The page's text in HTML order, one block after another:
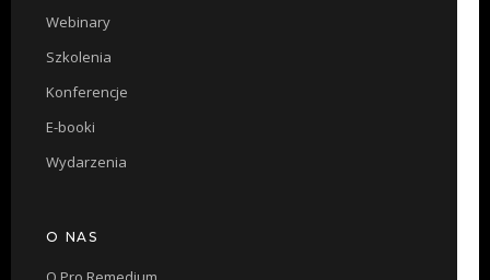
Webinary
Szkolenia
Konferencje
E-booki
Wydarzenia
O NAS